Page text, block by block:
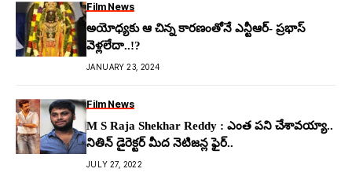
Film News
అయోధ్యకు ఆ చిన్న కారణంతోనే ఎన్టీఆర్- ప్రభాస్
వెళ్లలేదా..!?
JANUARY 23, 2024
Film News
M S Raja Shekhar Reddy : ఎంత పని చేశావయ్యా..
నితిన్ డైరెక్టర్ మీద నెటిజన్ల ఫైర్..
JULY 27, 2022